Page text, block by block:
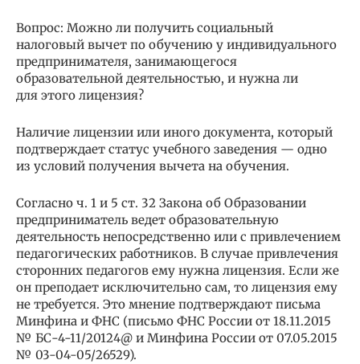
Вопрос: Можно ли получить социальный
налоговый вычет по обучению у индивидуального
предпринимателя, занимающегося
образовательной деятельностью, и нужна ли
для этого лицензия?
Наличие лицензии или иного документа, который
подтверждает статус учебного заведения — одно
из условий получения вычета на обучения.
Согласно ч. 1 и 5 ст. 32 Закона об Образовании
предприниматель ведет образовательную
деятельность непосредственно или с привлечением
педагогических работников. В случае привлечения
сторонних педагогов ему нужна лицензия. Если же
он преподает исключительно сам, то лицензия ему
не требуется. Это мнение подтверждают письма
Минфина и ФНС (письмо ФНС России от 18.11.2015
№ БС-4-11/20124@ и Минфина России от 07.05.2015
№ 03-04-05/26529).